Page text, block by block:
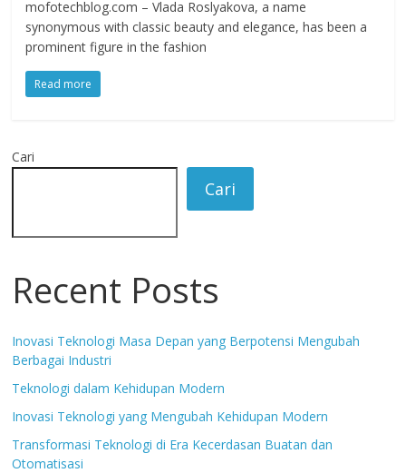
mofotechblog.com – Vlada Roslyakova, a name
synonymous with classic beauty and elegance, has been a
prominent figure in the fashion
Read more
Cari
Cari
Recent Posts
Inovasi Teknologi Masa Depan yang Berpotensi Mengubah
Berbagai Industri
Teknologi dalam Kehidupan Modern
Inovasi Teknologi yang Mengubah Kehidupan Modern
Transformasi Teknologi di Era Kecerdasan Buatan dan
Otomatisasi